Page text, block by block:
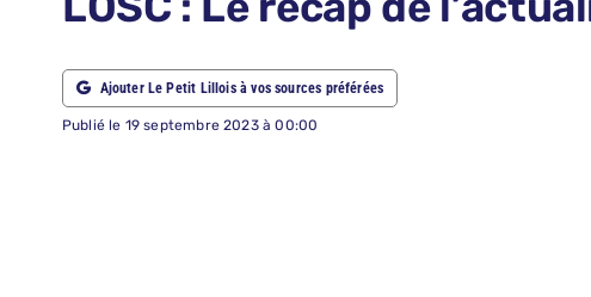
RECHERCHER:
Ajouter Le Petit Lillois à vos sources préférées
Publié le 19 septembre 2023 à 00:00